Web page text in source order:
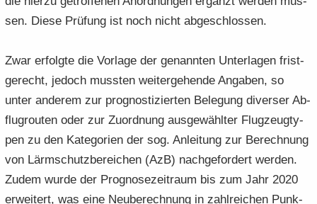
sen. Diese Prü­fung ist noch nicht ab­ge­schlos­sen.
Zwar er­folg­te die Vor­la­ge der ge­nann­ten Un­ter­la­gen frist­
ge­recht, je­doch muss­ten wei­ter­ge­hen­de An­ga­ben, so
unter an­de­rem zur pro­gnos­ti­zier­ten Be­le­gung di­ver­ser Ab­
flug­rou­ten oder zur Zu­ord­nung aus­ge­wähl­ter Flug­zeug­ty­
pen zu den Ka­te­go­rien der sog. An­lei­tung zur Be­rech­nung
von Lärm­schutz­be­rei­chen (AzB) nach­ge­for­dert wer­den.
Zudem wurde der Pro­gno­se­zeit­raum bis zum Jahr 2020
er­wei­tert, was eine Neu­be­rech­nung in zahl­rei­chen Punk­